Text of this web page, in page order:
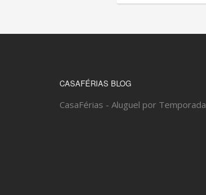
CASAFÉRIAS BLOG
CasaFérias - Aluguel por Temporada